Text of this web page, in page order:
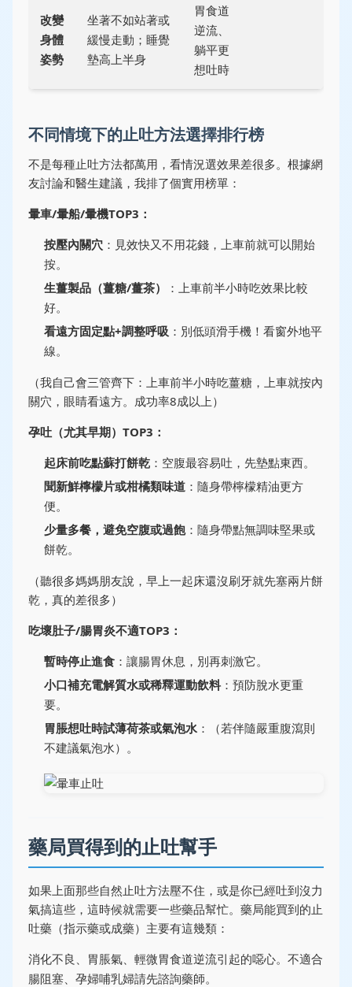
改變
身體
姿勢
坐著不如站著或
緩慢走動；睡覺
墊高上半身
胃食道
逆流、
躺平更
想吐時
不同情境下的止吐方法選擇排行榜
不是每種止吐方法都萬用，看情況選效果差很多。根據網
友討論和醫生建議，我排了個實用榜單：
暈車/暈船/暈機TOP3：
按壓內關穴 ：見效快又不用花錢，上車前就可以開始
按。
生薑製品（薑糖/薑茶）
：上車前半小時吃效果比較
好。
看遠方固定點+調整呼吸 ：別低頭滑手機！看窗外地平
線。
（我自己會三管齊下：上車前半小時吃薑糖，上車就按內
關穴，眼睛看遠方。成功率8成以上）
孕吐（尤其早期）TOP3：
起床前吃點蘇打餅乾 ：空腹最容易吐，先墊點東西。
聞新鮮檸檬片或柑橘類味道 ：隨身帶檸檬精油更方
便。
少量多餐，避免空腹或過飽：隨身帶點無調味堅果或
餅乾。
（聽很多媽媽朋友說，早上一起床還沒刷牙就先塞兩片餅
乾，真的差很多）
吃壞肚子/腸胃炎不適TOP3：
暫時停止進食 ：讓腸胃休息，別再刺激它。
小口補充電解質水或稀釋運動飲料 ：預防脫水更重
要。
胃脹想吐時試薄荷茶或氣泡水：（若伴隨嚴重腹瀉則
不建議氣泡水）。
藥局買得到的止吐幫手
如果上面那些自然止吐方法壓不住，或是你已經吐到沒力
氣搞這些，這時候就需要一些藥品幫忙。藥局能買到的止
吐藥（指示藥或成藥）主要有這幾類：
消化不良、胃脹氣、輕微胃食道逆流引起的噁心。不適合
腸阻塞、孕婦哺乳婦請先諮詢藥師。